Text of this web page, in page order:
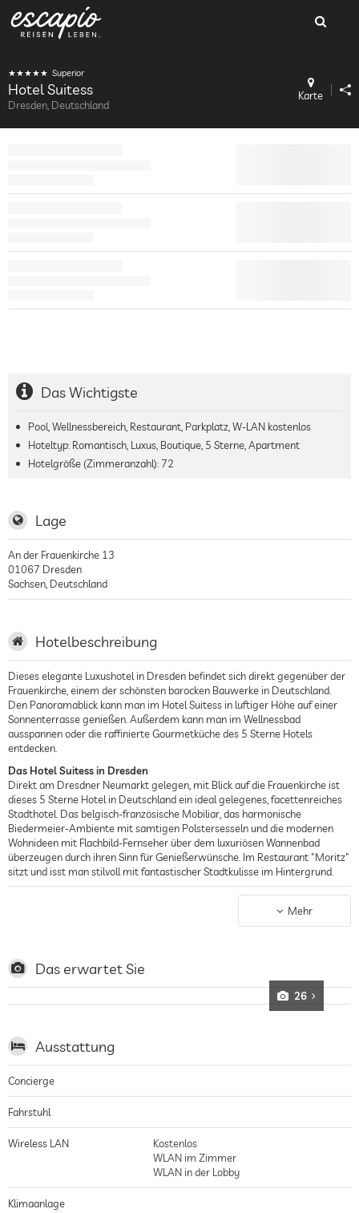
Superior
Hotel Suitess
Dresden, Deutschland
Karte
Das Wichtigste
Pool, Wellnessbereich, Restaurant, Parkplatz, W-LAN kostenlos
Hoteltyp: Romantisch, Luxus, Boutique, 5 Sterne, Apartment
Hotelgröße (Zimmeranzahl): 72
Lage
An der Frauenkirche 13
01067 Dresden
Sachsen Deutschland
Hotelbeschreibung
Dieses elegante Luxushotel in Dresden befindet sich direkt gegenüber der
Frauenkirche, einem der schönsten barocken Bauwerke in Deutschland.
Den Panoramablick kann man im Hotel Suitess in luftiger Höhe auf einer
Sonnenterrasse genießen. Außerdem kann man im Wellnessbad
ausspannen oder die raffinierte Gourmetküche des 5 Sterne Hotels
entdecken.
Das Hotel Suitess in Dresden
Direkt am Dresdner Neumarkt gelegen, mit Blick auf die Frauenkirche ist
dieses 5 Sterne Hotel in Deutschland ein ideal gelegenes, facettenreiches
Stadthotel. Das belgisch-französische Mobiliar, das harmonische
Biedermeier-Ambiente mit samtigen Polstersesseln und die modernen
Wohnideen mit Flachbild-Fernseher über dem luxuriösen Wannenbad
überzeugen durch ihren Sinn für Genießerwünsche. Im Restaurant "Moritz"
sitzt und isst man stilvoll mit fantastischer Stadtkulisse im Hintergrund.
Ein unvergessliches Erlebnis ist der Sommerabend auf der herrlichen
Dachterrasse des Hotel Suitess in Dresden. Beim Blick auf die Kuppel der
Wellnessbad inklusive Sauna und Massagen. Wer möchte, bekommt ein
Wellnessfrühstück dazu!
Wohnen
Materialien wie Marmor und Edelhölzern eingerichtet. Wireless Lan und
Mehr
Das erwartet Sie
26
Ausstattung
Concierge
Fahrstuhl
Wireless LAN
Kostenlos
WLAN im Zimmer
WLAN in der Lobby
Klimaanlage